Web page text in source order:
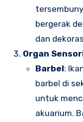
bergerak
dan
Organ
Barbel:
barbel di
untuk
akuarium.